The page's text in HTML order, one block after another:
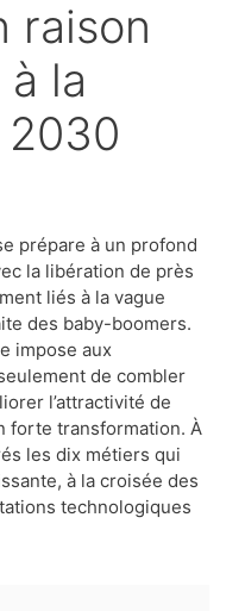
raison
la
2030
prépare à un profond
la libération de près
liés à la vague
des baby-boomers.
impose aux
de combler
l’attractivité de
forte transformation. À
les dix métiers qui
à la croisée des
technologiques